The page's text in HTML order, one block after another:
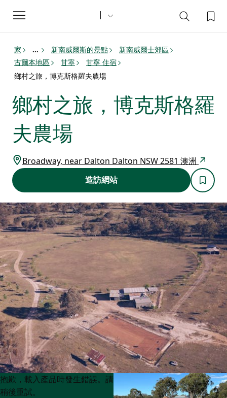
Toggle
navigation
家 ... 新南威爾斯的景點
新南威爾士郊區
古爾本地區
甘寧
甘寧 住宿
鄉村之旅，博克斯格羅夫農場
鄉村之旅，博克斯格羅
夫農場
Broadway, near Dalton Dalton NSW 2581 澳洲
造訪網站
Product
List
Product
List
抱歉，載入產品時發生錯誤。請
稍後重試。